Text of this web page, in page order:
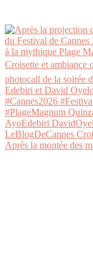
Après la montée des